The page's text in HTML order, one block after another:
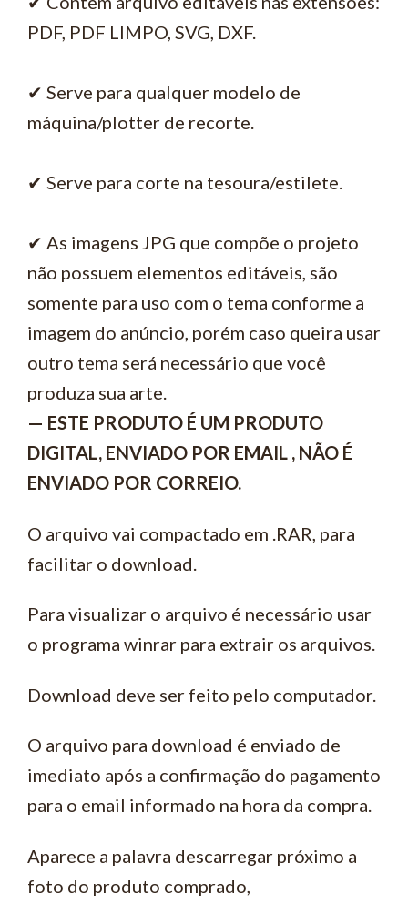
PDF, PDF LIMPO, SVG, DXF.
✔ Serve para qualquer modelo de
máquina/plotter de recorte.
✔ Serve para corte na tesoura/estilete.
✔ As imagens JPG que compõe o projeto
não possuem elementos editáveis, são
somente para uso com o tema conforme a
imagem do anúncio, porém caso queira usar
outro tema será necessário que você
produza sua arte.
— ESTE PRODUTO É UM PRODUTO
DIGITAL, ENVIADO POR EMAIL , NÃO É
ENVIADO POR CORREIO.
O arquivo vai compactado em .RAR, para
facilitar o download.
Para visualizar o arquivo é necessário usar
o programa winrar para extrair os arquivos.
Download deve ser feito pelo computador.
O arquivo para download é enviado de
imediato após a confirmação do pagamento
para o email informado na hora da compra.
Aparece a palavra descarregar próximo a
foto do produto comprado,